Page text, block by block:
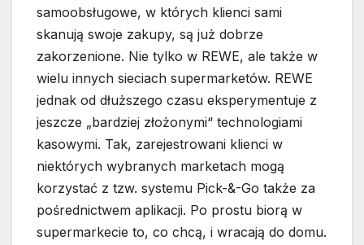
samoobsługowe, w których klienci sami
skanują swoje zakupy, są już dobrze
zakorzenione. Nie tylko w REWE, ale także w
wielu innych sieciach supermarketów. REWE
jednak od dłuższego czasu eksperymentuje z
jeszcze „bardziej złożonymi“ technologiami
kasowymi. Tak, zarejestrowani klienci w
niektórych wybranych marketach mogą
korzystać z tzw. systemu Pick-&-Go także za
pośrednictwem aplikacji. Po prostu biorą w
supermarkecie to, co chcą, i wracają do domu.